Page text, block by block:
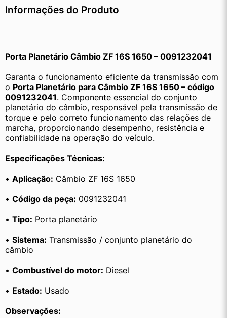
Informações do Produto
Porta Planetário Câmbio ZF 16S 1650 – 0091232041
Garanta o funcionamento eficiente da transmissão com
o Porta Planetário para Câmbio ZF 16S 1650 – código
0091232041. Componente essencial do conjunto
planetário do câmbio, responsável pela transmissão de
torque e pelo correto funcionamento das relações de
marcha, proporcionando desempenho, resistência e
confiabilidade na operação do veículo.
Especificações Técnicas:
• Aplicação: Câmbio ZF 16S 1650
• Código da peça: 0091232041
• Tipo: Porta planetário
• Sistema: Transmissão / conjunto planetário do
câmbio
• Combustível do motor: Diesel
• Estado: Usado
Observações: